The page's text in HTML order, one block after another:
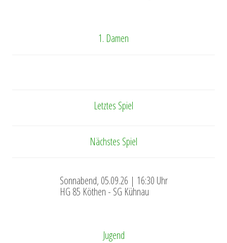
1. Damen
Letztes Spiel
Nächstes Spiel
Sonnabend, 05.09.26 | 16:30 Uhr
HG 85 Köthen - SG Kühnau
Jugend